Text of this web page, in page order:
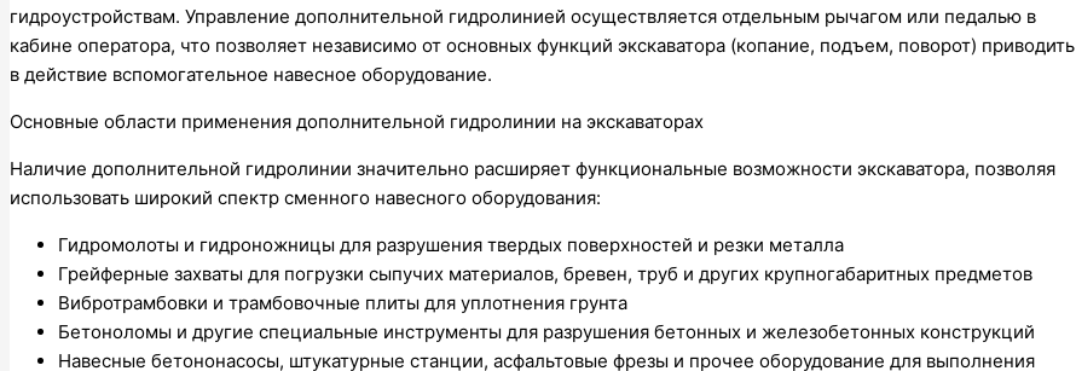
гидроустройствам. Управление дополнительной гидролинией осуществляется отдельным рычагом или педалью в
кабине оператора, что позволяет независимо от основных функций экскаватора (копание, подъем, поворот) приводить
в действие вспомогательное навесное оборудование.
Основные области применения дополнительной гидролинии на экскаваторах
Наличие дополнительной гидролинии значительно расширяет функциональные возможности экскаватора, позволяя
использовать широкий спектр сменного навесного оборудования:
Гидромолоты и гидроножницы для разрушения твердых поверхностей и резки металла
Грейферные захваты для погрузки сыпучих материалов, бревен, труб и других крупногабаритных предметов
Вибротрамбовки и трамбовочные плиты для уплотнения грунта
Бетоноломы и другие специальные инструменты для разрушения бетонных и железобетонных конструкций
Навесные бетононасосы, штукатурные станции, асфальтовые фрезы и прочее оборудование для выполнения